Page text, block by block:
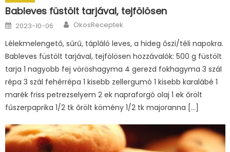
Bableves füstölt tarjával, tejfölösen
Posted
on
2023-10-06 Author
OkosReceptek
Lélekmelengető, sűrű, tápláló leves, a hideg őszi/téli napokra.
Bableves füstölt tarjával, tejfölösen hozzávalók: 500 g füstölt
tarja 1 nagyobb fej vöröshagyma 4 gerezd fokhagyma 3 szál
répa 3 szál fehérrépa 1 kisebb zellergumó 1 kisebb karalábé 1
marék friss petrezselyem 2 ek napraforgó olaj 1 ek őrölt
fűszerpaprika 1/2 tk őrölt kömény 1/2 tk majoranna […]